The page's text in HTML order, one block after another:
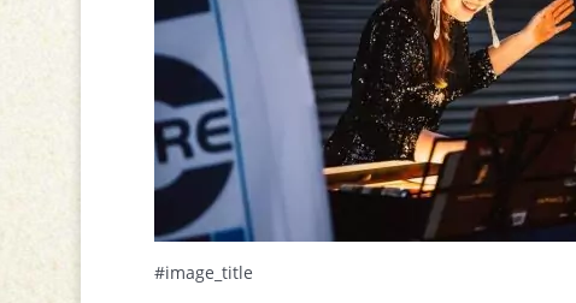
#image_title